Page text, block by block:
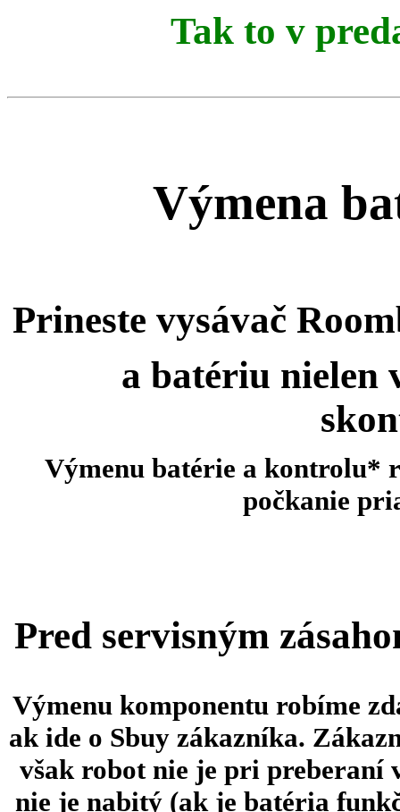
Tak to v
Výmena
Prineste vysávač
a batériu nielen
Výmenu batérie a kontrolu*
počkanie
Pred servisným
Výmenu komponentu robíme
ak ide o Sbuy zákazníka.
však robot nie je pri preberaní
nie je nabitý (ak je batéria